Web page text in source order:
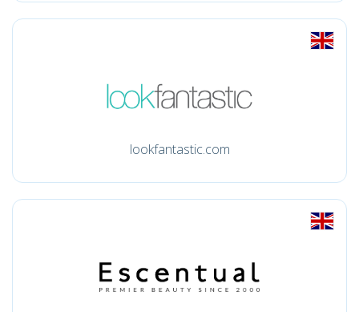
lookfantastic.com